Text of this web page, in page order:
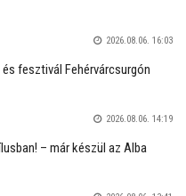
2026.08.06. 16:03
fesztivál Fehérvárcsurgón
2026.08.06. 14:19
– már készül az Alba